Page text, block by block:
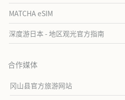
MATCHA eSIM
深度游日本 - 地区观光官方指南
合作媒体
冈山县官方旅游网站